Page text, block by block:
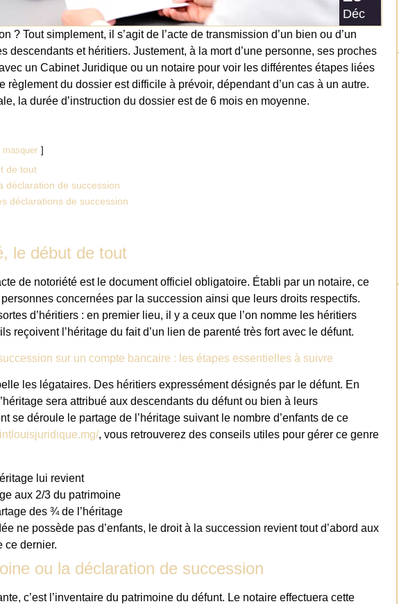
Déc
? Tout simplement, il s’agit de l’acte de transmission d’un bien ou d’un
descendants et héritiers. Justement, à la mort d’une personne, ses proches
un Cabinet Juridique ou un notaire pour voir les différentes étapes liées
règlement du dossier est difficile à prévoir, dépendant d’un cas à un autre.
la durée d’instruction du dossier est de 6 mois en moyenne.
masquer
de tout
déclaration de succession
déclarations de succession
le début de tout
de notoriété est le document officiel obligatoire. Établi par un notaire, ce
concernées par la succession ainsi que leurs droits respectifs.
d’héritiers : en premier lieu, il y a ceux que l’on nomme les héritiers
reçoivent l’héritage du fait d’un lien de parenté très fort avec le défunt.
sur un compte bancaire : les étapes essentielles à suivre
les légataires. Des héritiers expressément désignés par le défunt. En
sera attribué aux descendants du défunt ou bien à leurs
se déroule le partage de l’héritage suivant le nombre d’enfants de ce
, vous retrouverez des conseils utiles pour gérer ce genre
lui revient
aux 2/3 du patrimoine
des ¾ de l’héritage
ne possède pas d’enfants, le droit à la succession revient tout d’abord aux
ce dernier.
ou la déclaration de succession
c’est l’inventaire du patrimoine du défunt. Le notaire effectuera cette